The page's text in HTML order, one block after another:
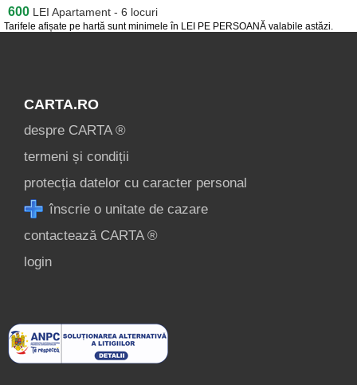
Tarifele afișate pe hartă sunt minimele în LEI PE PERSOANĂ valabile astăzi.
600 LEI Apartament - 6 locuri
CARTA.RO
despre CARTA ®
termeni și condiții
protecția datelor cu caracter personal
înscrie o unitate de cazare
contactează CARTA ®
login